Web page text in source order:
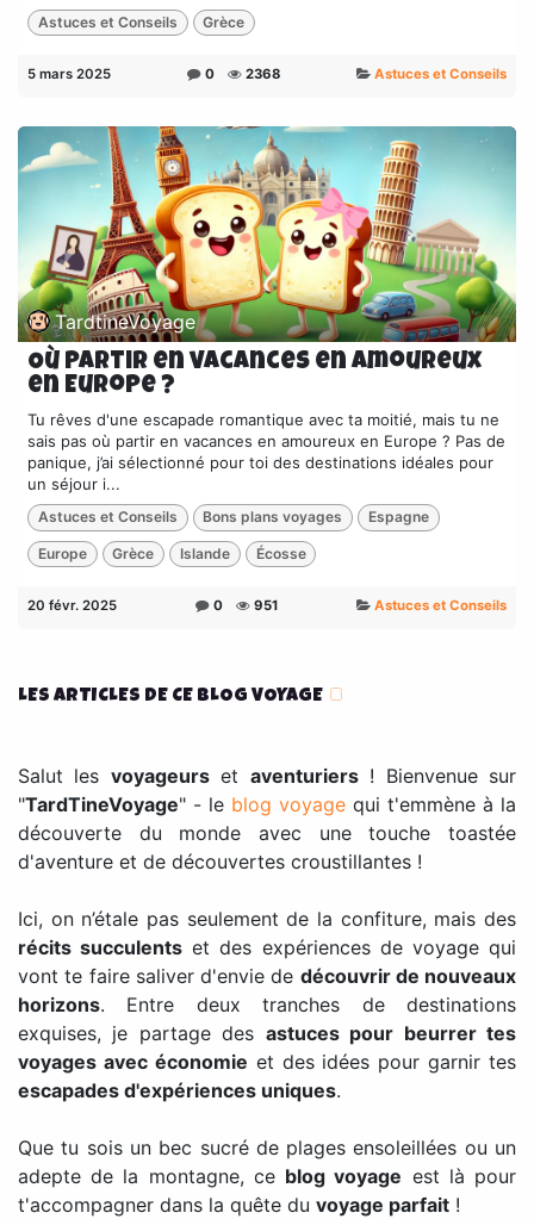
Astuces et Conseils Grèce
5 mars 2025 0 2368 Astuces et Conseils
TardtineVoyage
Où partir en vacances en amoureux
en Europe ?
Tu rêves d'une escapade romantique avec ta moitié, mais tu ne
sais pas où partir en vacances en amoureux en Europe ? Pas de
panique, j’ai sélectionné pour toi des destinations idéales pour
un séjour i...
Astuces et Conseils Bons plans voyages Espagne
Europe Grèce Islande Écosse
20 févr. 2025 0 951 Astuces et Conseils
LES ARTICLES DE CE BLOG VOYAGE 🍞
Salut les voyageurset aventuriers! Bienvenue sur
"TardTineVoyage" - le blog voyage qui t'emmène à la
découverte du monde avec une touche toastée
d'aventure et de découvertes croustillantes !
Ici, on n’étale pas seulement de la confiture, mais des
récits succulents et des expériences de voyage qui
vont te faire saliver d'envie de découvrir de nouveaux
horizons. Entre deux tranches de destinations
exquises, je partage des astuces pour beurrer tes
voyages avec économie et des idées pour garnir tes
escapades d'expériences uniques.
Que tu sois un bec sucré de plages ensoleillées ou un
adepte de la montagne, ce blog voyage est là pour
t'accompagner dans la quête du voyage parfait !